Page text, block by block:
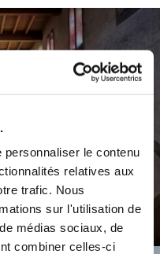
le contenu
relatives aux
trafic. Nous
sur l'utilisation de
médias sociaux, de
combiner celles-ci